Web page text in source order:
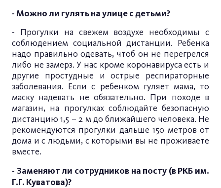
- Можно ли гулять на улице с детьми?
- Прогулки на свежем воздухе необходимы с
соблюдением социальной дистанции. Ребенка
надо правильно одевать, чтоб он не перегрелся
либо не замерз. У нас кроме коронавируса есть и
другие простудные и острые респираторные
заболевания. Если с ребенком гуляет мама, то
маску надевать не обязательно. При походе в
магазин, на прогулках соблюдайте безопасную
дистанцию 1,5 – 2 м до ближайшего человека. Не
рекомендуются прогулки дальше 150 метров от
дома и с людьми, с которыми вы не проживаете
вместе.
- Заменяют ли сотрудников на посту (в РКБ им.
Г.Г. Куватова)?